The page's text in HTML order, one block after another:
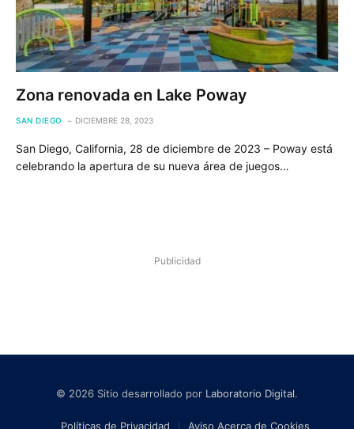
Zona renovada en Lake Poway
SAN DIEGO DICIEMBRE 28, 2023
San Diego, California, 28 de diciembre de 2023 – Poway está
celebrando la apertura de su nueva área de juegos…
Publicidad
© 2026 Sitio desarrollado por Laboratorio Digital.
Políticas de Privacidad Aviso Acerca de Cookies